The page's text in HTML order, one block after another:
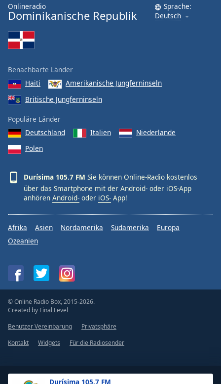
Durísima 105.7 FM
Onlineradio
Dominikanische Republik
Sprache:
Deutsch
Benachbarte Länder
Haiti
Amerikanische Jungferninseln
Britische Jungferninseln
Populäre Länder
Deutschland
Italien
Niederlande
Polen
Durísima 105.7 FM Sie können Online-Radio kostenlos
über das Smartphone mit der Android- oder iOS-App
anhören Android- oder iOS- App!
Afrika Asien Nordamerika Südamerika
Europa
Ozeanien
© Online Radio Box, 2015-2026.
Created by Final Level
Benutzer Vereinbarung
Privatsphäre
Kontakt
Widgets Für die Radiosender